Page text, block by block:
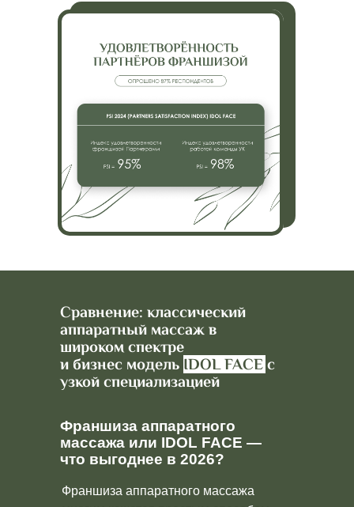
Сравнение: классический
аппаратный массаж в
широком спектре
и бизнес модельIDOL FACEс
узкой специализацией
Франшиза аппаратного
массажа или IDOL FACE —
что выгоднее в 2026?
Франшиза аппаратного массажа